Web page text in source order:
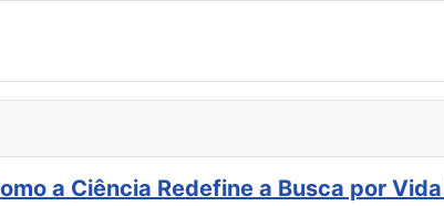
a Ciência Redefine a Busca por